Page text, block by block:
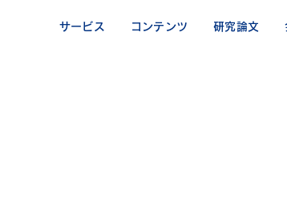
サービス コンテンツ 研究論文